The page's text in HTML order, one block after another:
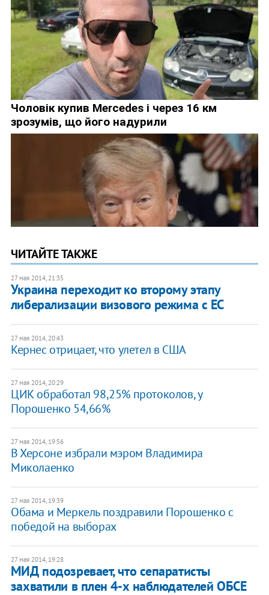
ЧИТАЙТЕ ТАКЖЕ
27 мая 2014, 21:35
Украина переходит ко второму этапу
либерализации визового режима с ЕС
27 мая 2014, 20:43
Кернес отрицает, что улетел в США
27 мая 2014, 20:29
ЦИК обработал 98,25% протоколов, у
Порошенко 54,66%
27 мая 2014, 19:56
В Херсоне избрали мэром Владимира
Миколаенко
27 мая 2014, 19:39
Обама и Меркель поздравили Порошенко с
победой на выборах
27 мая 2014, 19:28
МИД подозревает, что сепаратисты
захватили в плен 4-х наблюдателей ОБСЕ